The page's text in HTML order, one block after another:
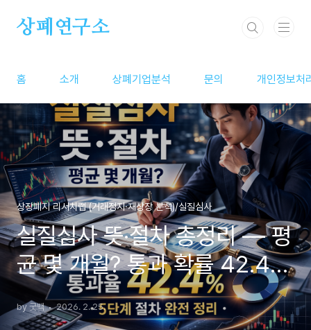
상폐연구소
홈 소개 상폐기업분석 문의 개인정보처
상장폐지 리서치랩 (거래정지·재상장 분석)/실질심사
실질심사 뜻·절차 총정리 — 평
균 몇 개월? 통과 확률 42.4%
의 진짜 의미 (2026 최신)
by 굿백 2026. 2. 25.